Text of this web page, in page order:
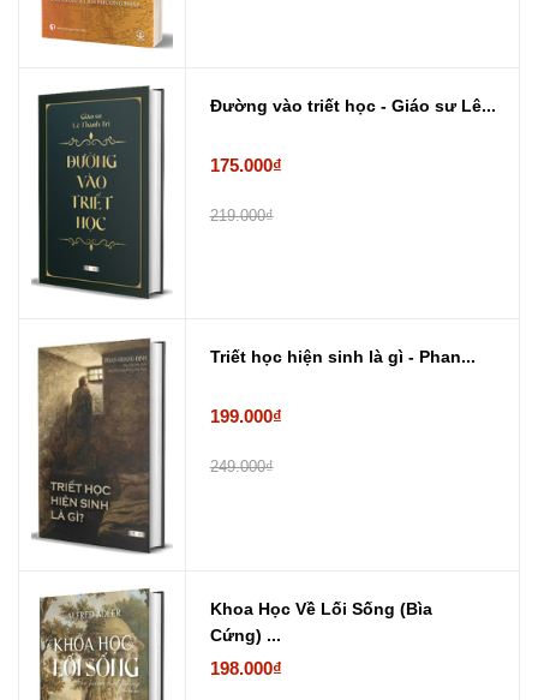
Đường vào triết học - Giáo sư Lê...
175.000₫
219.000₫
Triết học hiện sinh là gì - Phan...
199.000₫
249.000₫
Khoa Học Về Lối Sống (Bìa
Cứng) ...
198.000₫